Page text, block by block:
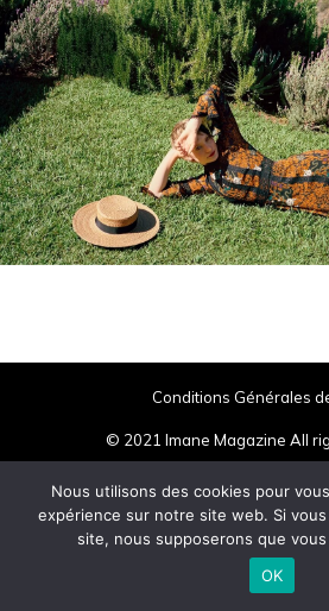
Conditions Générales
© 2021 Imane Magazine All
Nous utilisons des cookies pour
expérience sur notre site web. Si
site, nous supposerons que
OK